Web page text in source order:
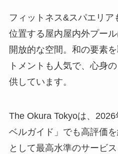
フィットネス&スパエリ
位置する屋内屋内外プー
開放的な空間。和の要素
トメントも人気で、心身
供しています。
The Okura Tokyoは、
ベルガイド」でも高評価
として最高水準のサービ